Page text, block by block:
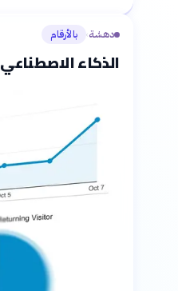
دهشة› بالأرقام
الذكاء